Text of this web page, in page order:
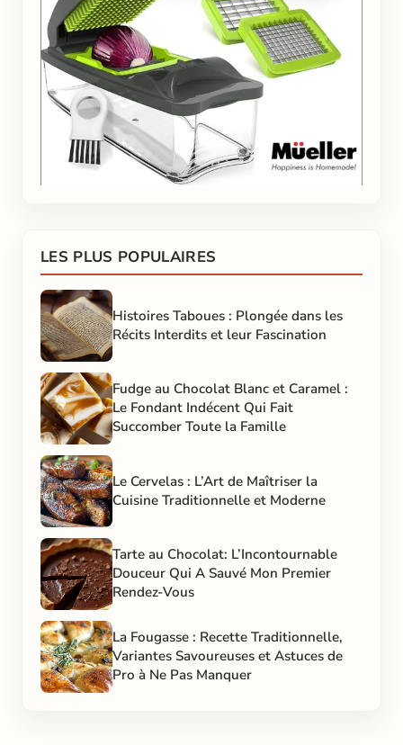
LES PLUS POPULAIRES
Histoires Taboues : Plongée dans les
Récits Interdits et leur Fascination
Fudge au Chocolat Blanc et Caramel :
Le Fondant Indécent Qui Fait
Succomber Toute la Famille
Le Cervelas : L’Art de Maîtriser la
Cuisine Traditionnelle et Moderne
Tarte au Chocolat: L’Incontournable
Douceur Qui A Sauvé Mon Premier
Rendez-Vous
La Fougasse : Recette Traditionnelle,
Variantes Savoureuses et Astuces de
Pro à Ne Pas Manquer